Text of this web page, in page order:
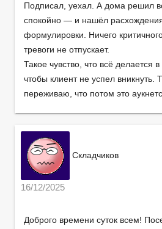
Подписал, уехал. А дома решил
спокойно — и нашёл
формулировки. Ничего
тревоги не отпускает.
Такое чувство, что всё делается
чтобы клиент не успел вникнуть.
переживаю, что потом это
Складчиков
16/12/2025
Доброго времени суток всем!